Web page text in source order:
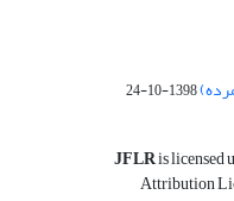
1398-10-24
JFLRis licensed
Attribution